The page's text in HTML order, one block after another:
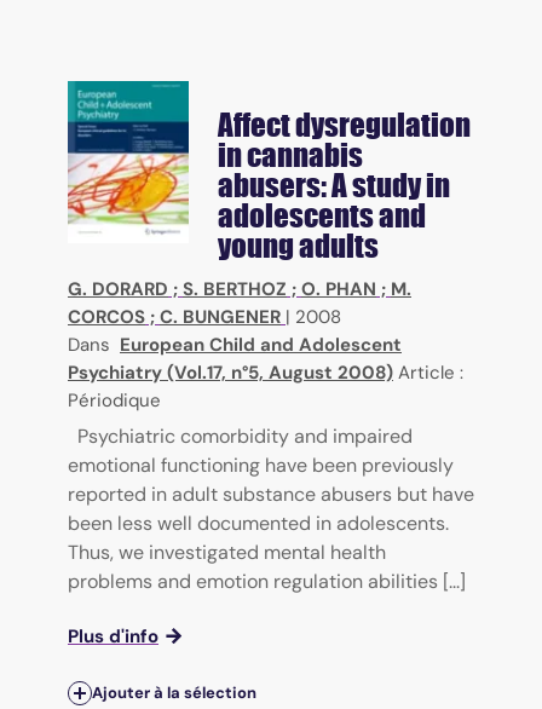
Affect dysregulation
in cannabis
abusers: A study in
adolescents and
young adults
G. DORARD ; S. BERTHOZ ; O. PHAN ; M.
CORCOS ; C. BUNGENER | 2008
Dans European Child and Adolescent
Psychiatry (Vol.17, n°5, August 2008) Article :
Périodique
Psychiatric comorbidity and impaired
emotional functioning have been previously
reported in adult substance abusers but have
been less well documented in adolescents.
Thus, we investigated mental health
problems and emotion regulation abilities [...]
Plus d'info
Ajouter à la sélection